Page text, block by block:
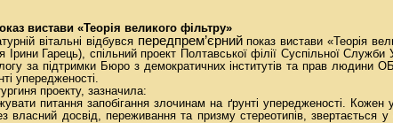
вистави «Теорія великого фільтру»
вітальні відбувся передпрем’єрнийпоказ вистави «Теорія
Ірини Гарець), спільний проект Полтавської філії Суспільної Служби
за підтримки Бюро з демократичних інститутів та прав людини
упередженості.
проекту, зазначила:
питання запобігання злочинам на ґрунті упередженості. Кожен
власний досвід, переживання та призму стереотипів, звертається